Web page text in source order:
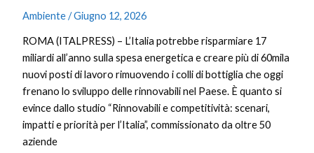
Ambiente/Giugno 12, 2026
ROMA (ITALPRESS) – L’Italia potrebbe risparmiare 17
miliardi all’anno sulla spesa energetica e creare più di 60mila
nuovi posti di lavoro rimuovendo i colli di bottiglia che oggi
frenano lo sviluppo delle rinnovabili nel Paese. È quanto si
evince dallo studio “Rinnovabili e competitività: scenari,
impatti e priorità per l’Italia”, commissionato da oltre 50
aziende